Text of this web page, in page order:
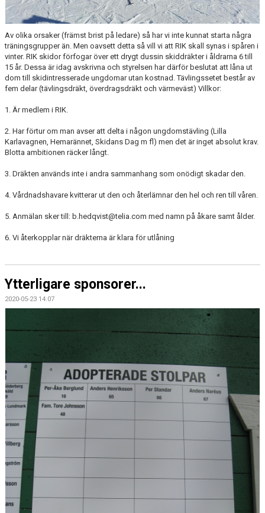
Av olika orsaker (främst brist på ledare) så har vi inte kunnat starta några
träningsgrupper än. Men oavsett detta så vill vi att RIK skall synas i spåren i
vinter. RIK skidor förfogar över ett drygt dussin skiddräkter i åldrarna 6 till
15 år. Dessa är idag avskrivna och styrelsen har därför beslutat att låna ut
dom till skidintresserade ungdomar utan kostnad. Tävlingssetet består av
fem delar (tävlingsdräkt, överdragsdräkt och värmeväst) Villkor:
1. Är medlem i RIK.
2. Har förtur om man avser att delta i någon ungdomstävling (Lilla
Karlavagnen, Hemarännet, Skidans Dag m fl) men det är inget absolut krav.
Blotta ambitionen räcker långt.
3. Dräkten används inte i andra sammanhang som onödigt skadar den.
4. Vårdnadshavare kvitterar ut den och återlämnar den hel och ren till våren.
5. Anmälan sker till: b.hedqvist@telia.com med namn på åkare samt ålder.
6. Vi återkopplar när dräkterna är klara för utlåning
Ytterligare sponsorer...
2020-05-23 14:07